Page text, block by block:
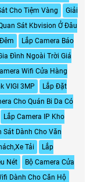
Cho Tiệm Vàng
Giải
Sát Kbvision Ở Đâu
Lắp Camera Báo
Đình Ngoài Trời Giá
Wifi Cửa Hàng
VIGI 3MP
Lắp Đặt
Cho Quán Bi Da Có
Lắp Camera IP Kho
Sát Dành Cho Văn
Tải
Lắp
Nét
Bộ Camera Cửa
Dành Cho Căn Hộ